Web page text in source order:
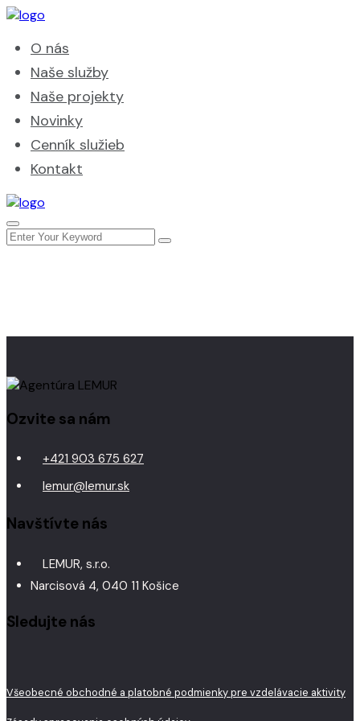
O nás
Naše služby
Naše projekty
Novinky
Cenník služieb
Kontakt
Ozvite sa nám
+421 903 675 627
lemur@lemur.sk
Navštívte nás
LEMUR, s.r.o.
Narcisová 4, 040 11 Košice
Sledujte nás
Všeobecné obchodné a platobné podmienky pre vzdelávacie aktivity